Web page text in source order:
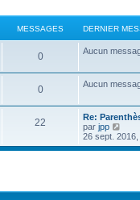
MESSAGES DERNIER
0 Aucun
0 Aucun
22
Re:
par jpp
o
n
e
26 sept. 2016,